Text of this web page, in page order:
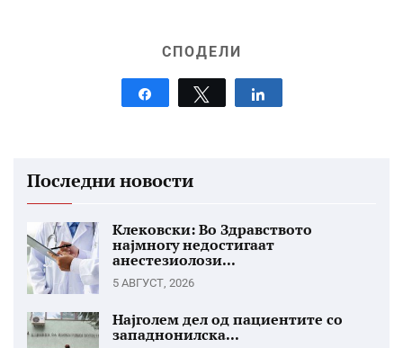
СПОДЕЛИ
Tweet
Последни новости
Клековски: Во Здравството
најмногу недостигаат
анестезиолози...
5 АВГУСТ, 2026
Најголем дел од пациентите со
западнонилска...